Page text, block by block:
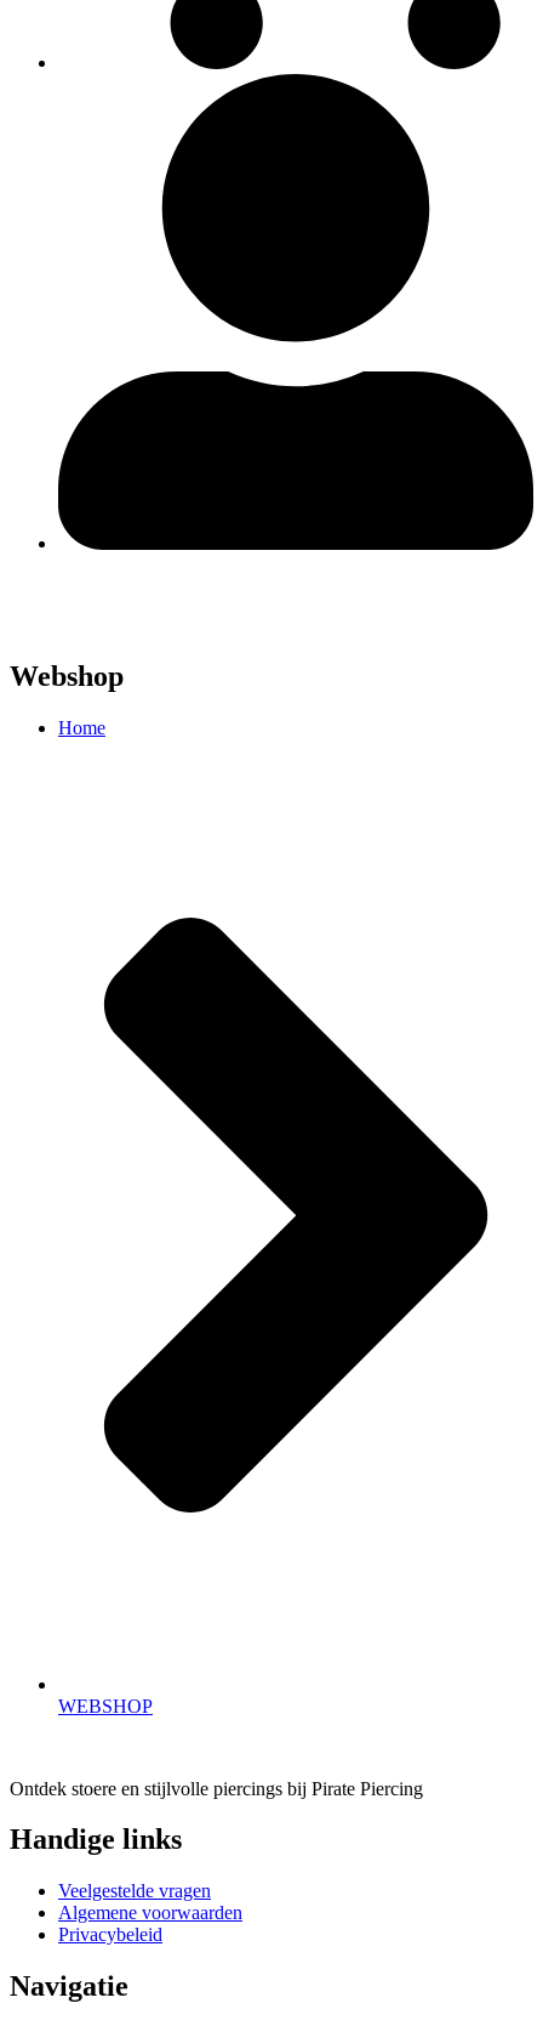
Webshop
Home
WEBSHOP
Ontdek stoere en stijlvolle piercings bij Pirate Piercing
Handige links
Veelgestelde vragen
Algemene voorwaarden
Privacybeleid
Navigatie